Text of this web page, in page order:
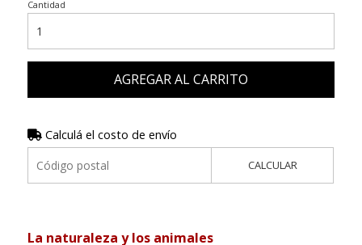
Cantidad
AGREGAR AL CARRITO
Calculá el costo de envío
CALCULAR
La naturaleza y los animales